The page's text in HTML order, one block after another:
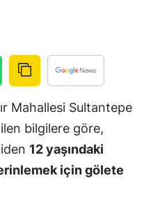
Eskişehir
Giresun
Gümüşhane
Mahallesi Sultantepe
bilgilere göre,
12 yaşındaki
için gölete